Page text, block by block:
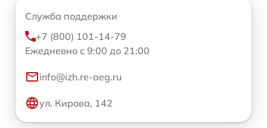
Служба поддержки
+7 (800) 101-14-79
Ежедневно с 9:00 до 21:00
info@izh.re-aeg.ru
ул. Кирова, 142